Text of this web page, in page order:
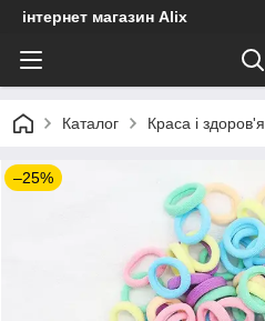
інтернет магазин Alix
Каталог Краса і здоров'я
–25%